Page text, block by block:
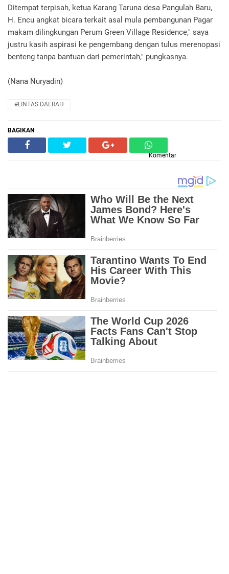
Ditempat terpisah, ketua Karang Taruna desa Pangulah Baru,
H. Encu angkat bicara terkait asal mula pembangunan Pagar
makam dilingkungan Perum Green Village Residence," saya
justru kasih aspirasi ke pengembang dengan tulus merenopasi
benteng tanpa bantuan dari pemerintah," pungkasnya.
(Nana Nuryadin)
#LINTAS DAERAH
BAGIKAN
Komentar